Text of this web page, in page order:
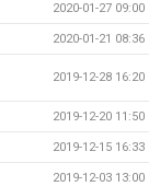
2020-01-27 09:00
2020-01-21 08:36
2019-12-28 16:20
2019-12-20 11:50
2019-12-15 16:33
2019-12-03 13:00